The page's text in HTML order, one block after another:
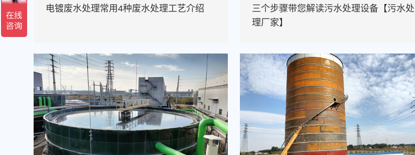
电镀废水处理常用4种废水处理工艺介绍
三个步骤带您解读污水处理设备【污水处
理厂家】